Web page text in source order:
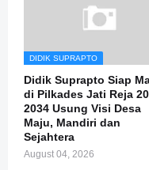
DIDIK SUPRAPTO
Didik Suprapto Siap
di Pilkades Jati Reja
2034 Usung Visi Desa
Maju, Mandiri dan
Sejahtera
August 04, 2026